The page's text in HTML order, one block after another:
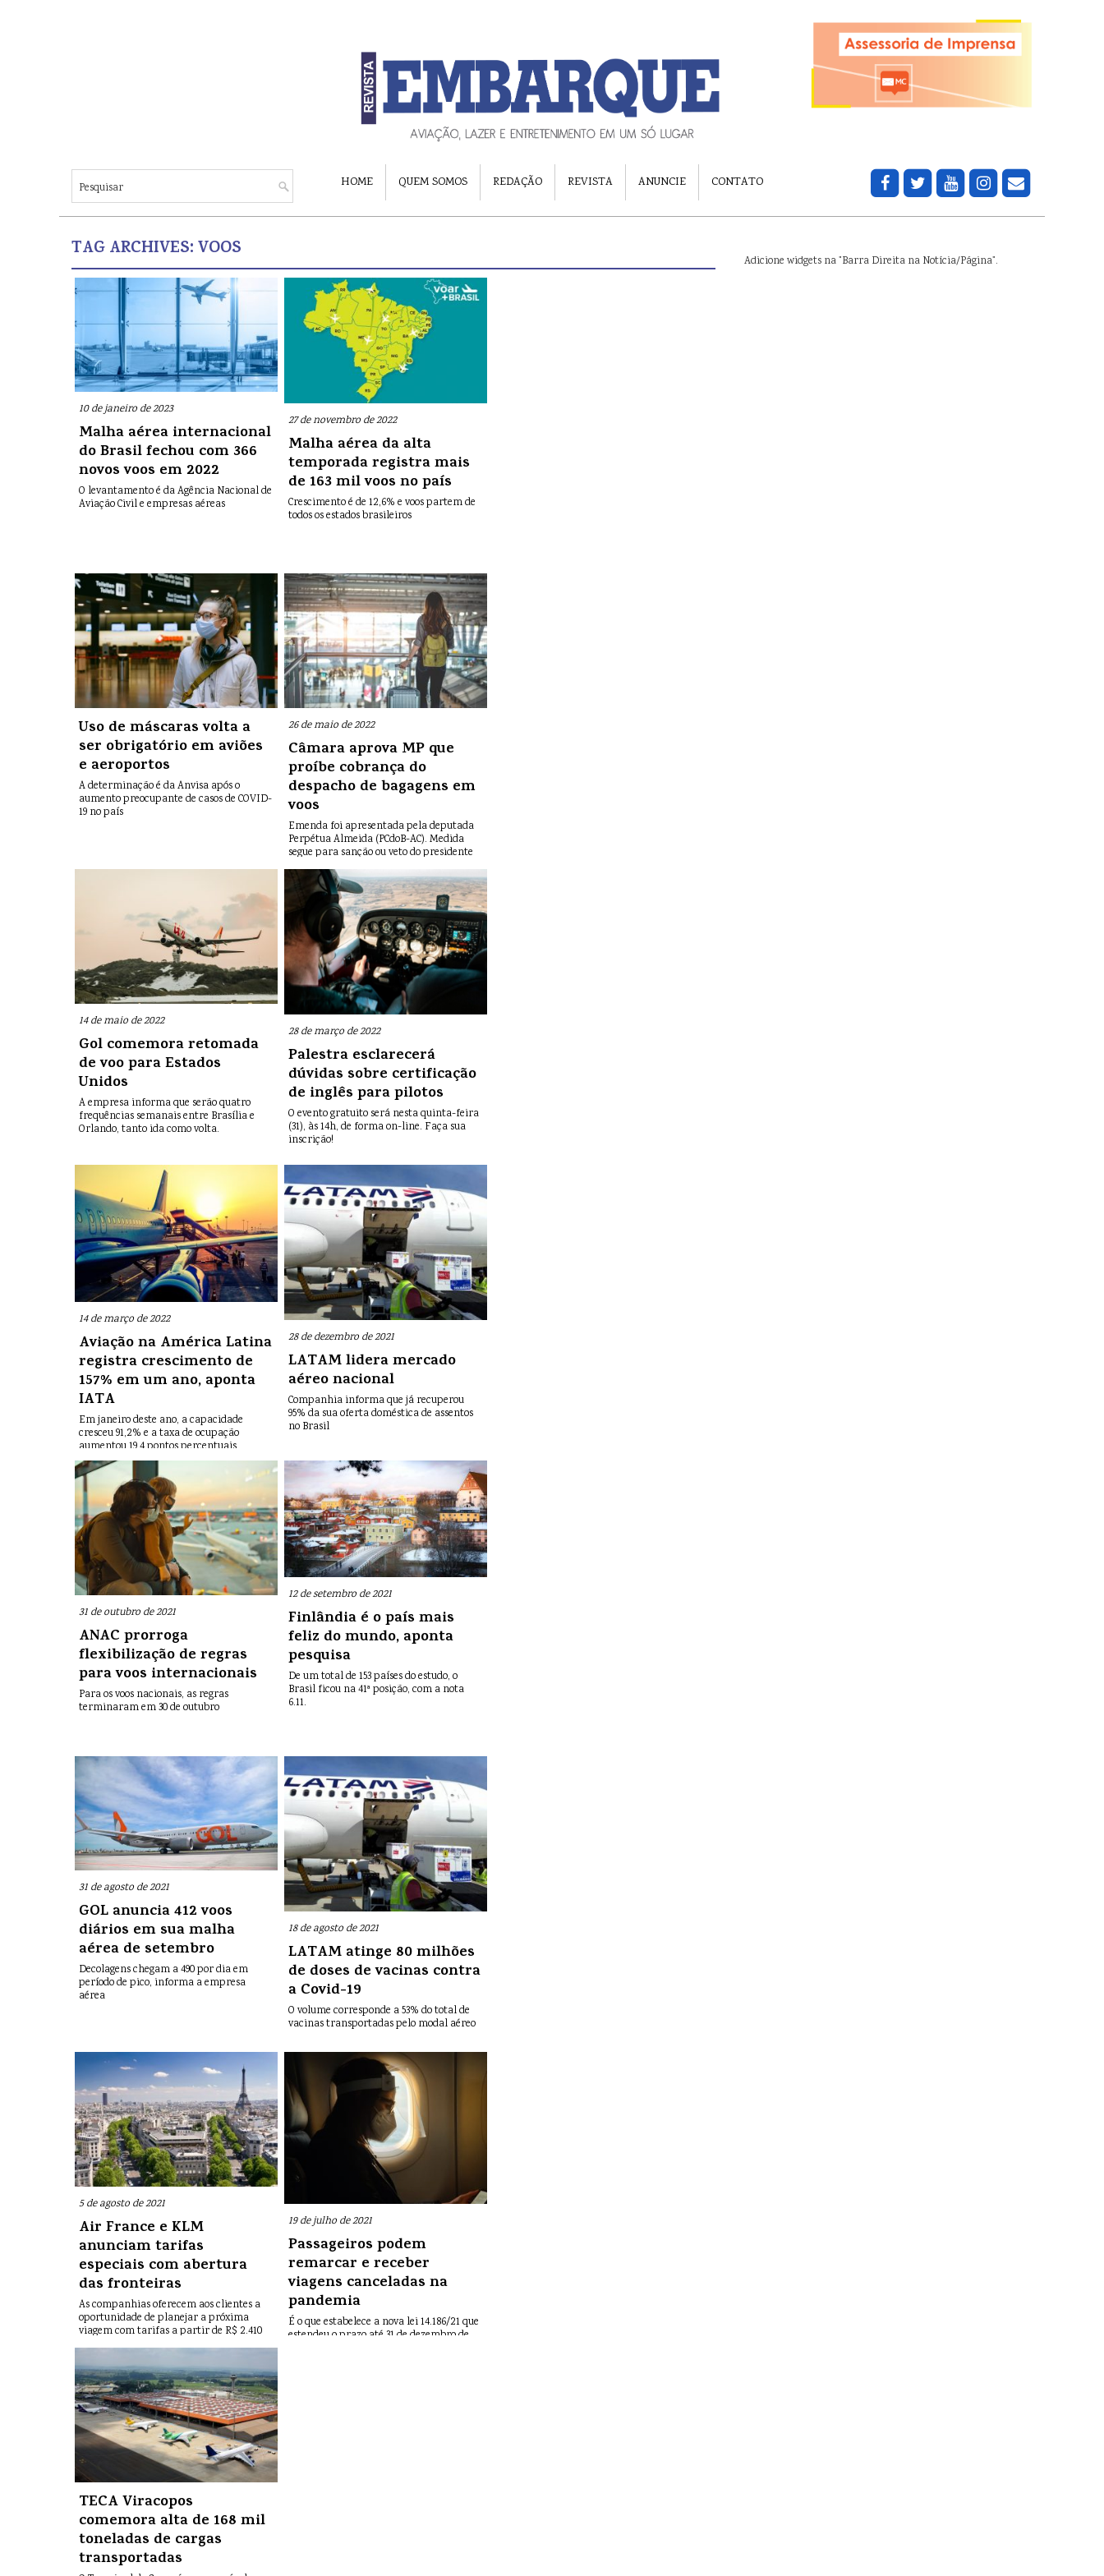
HOME QUEM SOMOS REDAÇÃO REVISTA ANUNCIE CONTATO
TAG ARCHIVES:VOOS
10 de janeiro de 2023
Malha aérea internacional
do Brasil fechou com 366
novos voos em 2022
O levantamento é da Agência Nacional de
Aviação Civil e empresas aéreas
27 de novembro de 2022
Malha aérea da alta
temporada registra mais
de 163 mil voos no país
Crescimento é de 12,6% e voos partem de
todos os estados brasileiros
Uso de máscaras volta a
ser obrigatório em aviões
e aeroportos
A determinação é da Anvisa após o
aumento preocupante de casos de COVID-
19 no país
26 de maio de 2022
Câmara aprova MP que
proíbe cobrança do
despacho de bagagens em
voos
Emenda foi apresentada pela deputada
Perpétua Almeida (PCdoB-AC). Medida
segue para sanção ou veto do presidente
da República
14 de maio de 2022
Gol comemora retomada
de voo para Estados
Unidos
A empresa informa que serão quatro
frequências semanais entre Brasília e
Orlando, tanto ida como volta.
28 de março de 2022
Palestra esclarecerá
dúvidas sobre certificação
de inglês para pilotos
O evento gratuito será nesta quinta-feira
(31), às 14h, de forma on-line. Faça sua
inscrição!
14 de março de 2022
Aviação na América Latina
registra crescimento de
157% em um ano, aponta
IATA
Em janeiro deste ano, a capacidade
cresceu 91,2% e a taxa de ocupação
aumentou 19,4 pontos percentuais
28 de dezembro de 2021
LATAM lidera mercado
aéreo nacional
Companhia informa que já recuperou
95% da sua oferta doméstica de assentos
no Brasil
31 de outubro de 2021
ANAC prorroga
flexibilização de regras
para voos internacionais
Para os voos nacionais, as regras
terminaram em 30 de outubro
12 de setembro de 2021
Finlândia é o país mais
feliz do mundo, aponta
pesquisa
De um total de 153 países do estudo, o
Brasil ficou na 41ª posição, com a nota
6.11.
31 de agosto de 2021
GOL anuncia 412 voos
diários em sua malha
aérea de setembro
Decolagens chegam a 490 por dia em
período de pico, informa a empresa
aérea
18 de agosto de 2021
LATAM atinge 80 milhões
de doses de vacinas contra
a Covid-19
O volume corresponde a 53% do total de
vacinas transportadas pelo modal aéreo
5 de agosto de 2021
Air France e KLM
anunciam tarifas
especiais com abertura
das fronteiras
As companhias oferecem aos clientes a
oportunidade de planejar a próxima
viagem com tarifas a partir de R$ 2.410
19 de julho de 2021
Passageiros podem
remarcar e receber
viagens canceladas na
pandemia
É o que estabelece a nova lei 14.186/21 que
estendeu o prazo até 31 de dezembro de
TECA Viracopos
comemora alta de 168 mil
toneladas de cargas
transportadas
Adicione widgets na "Barra Direita na Notícia/Página".